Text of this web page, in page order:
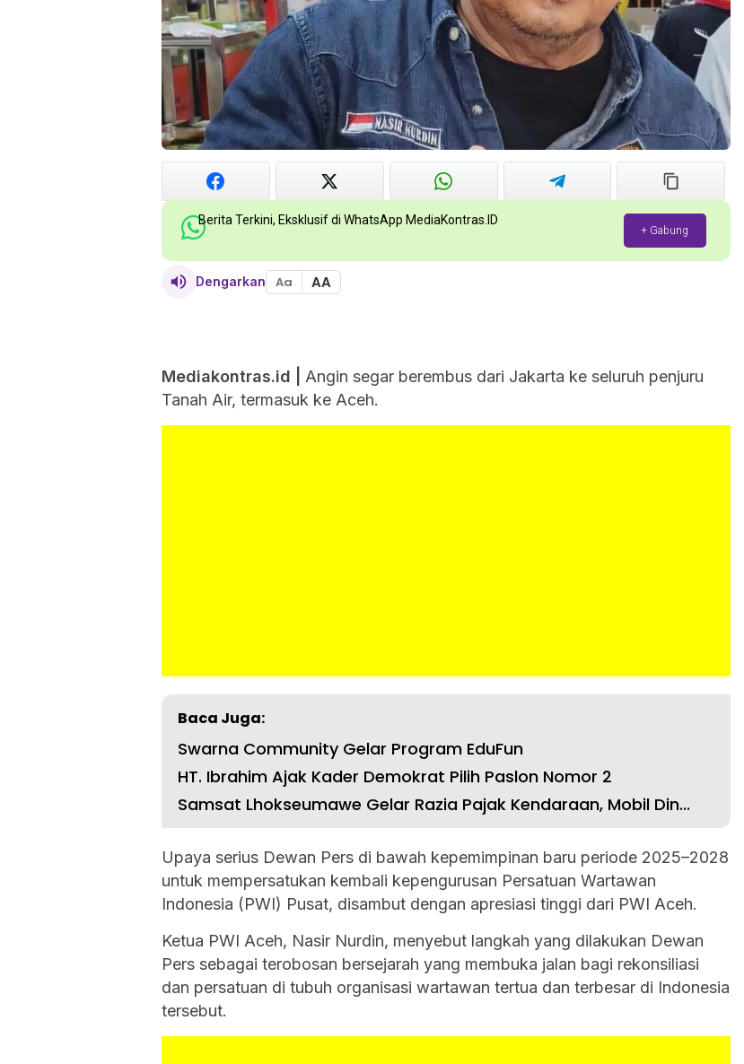
Berita Terkini, Eksklusif di WhatsApp MediaKontras.ID
+ Gabung
Dengarkan Aa AA
Mediakontras.id |
Angin segar berembus dari Jakarta ke seluruh penjuru
Tanah Air, termasuk ke Aceh.
Baca Juga:
Swarna Community Gelar Program EduFun
HT. Ibrahim Ajak Kader Demokrat Pilih Paslon Nomor 2
Samsat Lhokseumawe Gelar Razia Pajak Kendaraan, Mobil Din...
Upaya serius Dewan Pers di bawah kepemimpinan baru periode 2025–2028
untuk mempersatukan kembali kepengurusan Persatuan Wartawan
Indonesia (PWI) Pusat, disambut dengan apresiasi tinggi dari PWI Aceh.
Ketua PWI Aceh, Nasir Nurdin, menyebut langkah yang dilakukan Dewan
Pers sebagai terobosan bersejarah yang membuka jalan bagi rekonsiliasi
dan persatuan di tubuh organisasi wartawan tertua dan terbesar di Indonesia
tersebut.